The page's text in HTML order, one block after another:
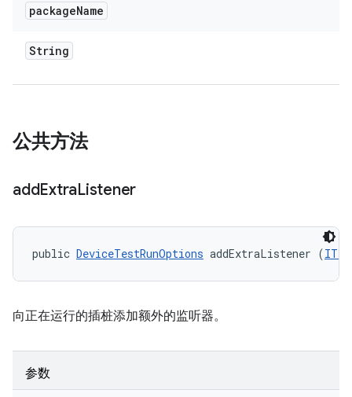
packageName
String
公共方法
addExtraListener
public DeviceTestRunOptions addExtraListener (
向正在运行的插桩添加额外的监听器。
参数